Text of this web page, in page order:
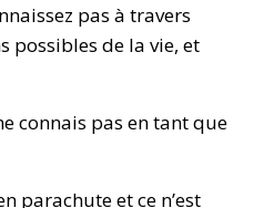
pas à travers
possibles de la vie, et
connais pas en tant que
parachute et ce n’est